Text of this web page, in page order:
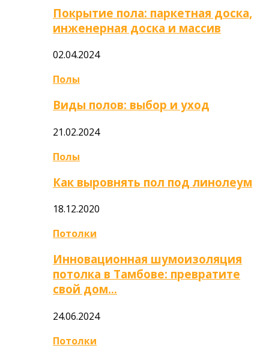
Покрытие пола: паркетная доска,
инженерная доска и массив
02.04.2024
Полы
Виды полов: выбор и уход
21.02.2024
Полы
Как выровнять пол под линолеум
18.12.2020
Потолки
Инновационная шумоизоляция
потолка в Тамбове: превратите
свой дом…
24.06.2024
Потолки